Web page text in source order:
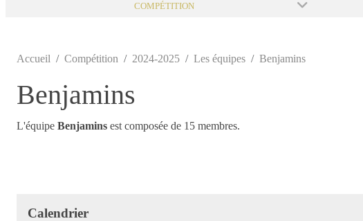
COMPÉTITION
Accueil Compétition 2024-2025 Les équipes Benjamins
Benjamins
L'équipe Benjamins est composée de 15 membres.
Calendrier